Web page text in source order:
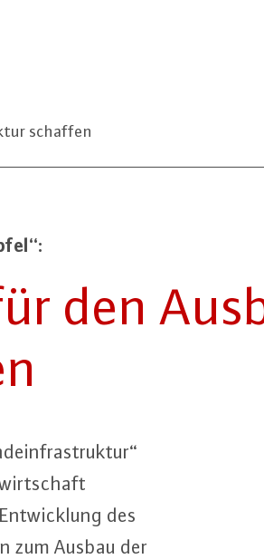
schaffen
den
des
zum Ausbau der